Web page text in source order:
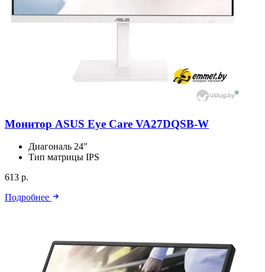
Монитор ASUS Eye Care VA27DQSB-W
Диагональ 24″
Тип матрицы IPS
613 р.
Подробнее